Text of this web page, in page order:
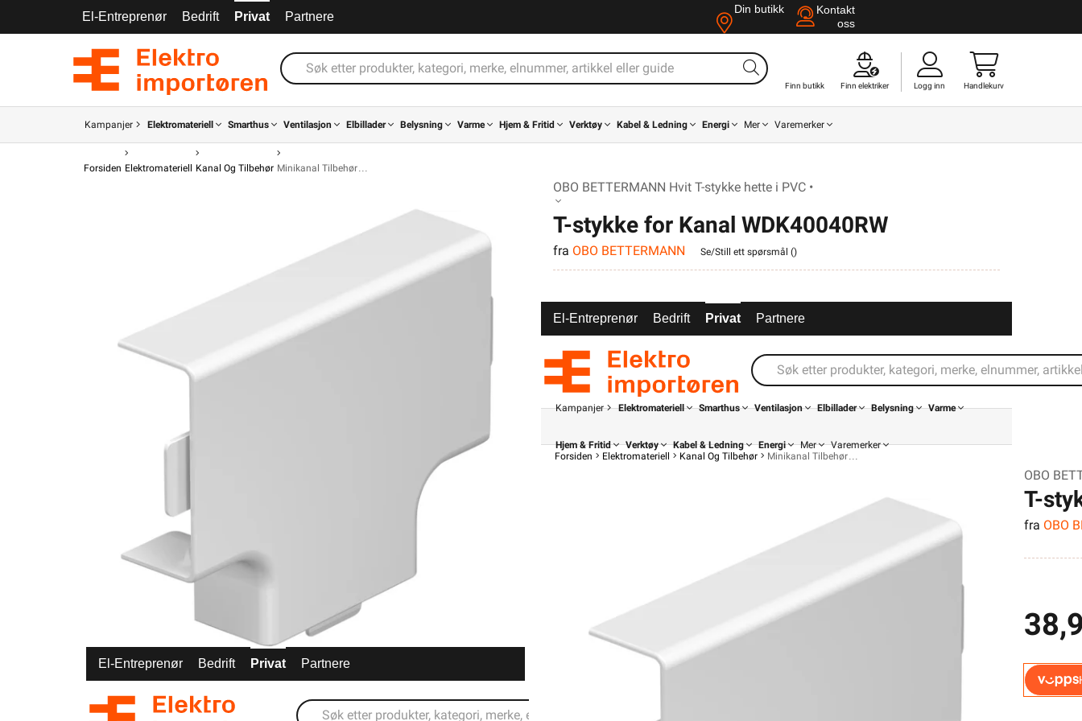
El-Entreprenør Bedrift Privat Partnere
Din butikk
Kontakt
oss
Finn butikk Finn elektriker Logg inn Handlekurv
Kampanjer Elektromateriell Smarthus Ventilasjon Elbillader Belysning Varme Hjem & Fritid Verktøy Kabel & Ledning Energi Mer Varemerker
Forsiden Elektromateriell Kanal Og Tilbehør Minikanal Tilbehør
OBO BETTERMANN Hvit T-stykke hette i PVC •
T-stykke for Kanal WDK40040RW
fra OBO BETTERMANN Se/Still ett spørsmål ()
El-Entreprenør Bedrift Privat Partnere
El-Entreprenør Bedrift Privat Partnere
Kampanjer Elektromateriell Smarthus Ventilasjon Elbillader Belysning Varme
Hjem & Fritid Verktøy Kabel & Ledning Energi Mer
Varemerker
Forsiden
Elektromateriell Kanal Og Tilbehør Minikanal Tilbehør
OBO
T-
fra OBO